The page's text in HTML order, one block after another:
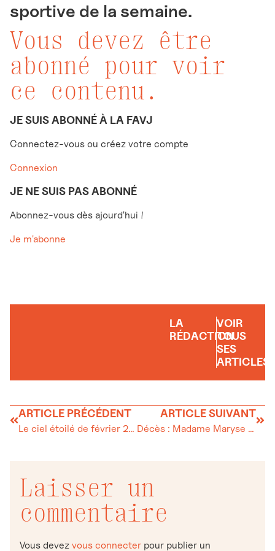
sportive de la semaine.
Vous devez être
abonné pour voir
ce contenu.
JE SUIS ABONNÉ À LA FAVJ
Connectez-vous ou créez votre compte
Connexion
JE NE SUIS PAS ABONNÉ
Abonnez-vous dès ajourd'hui !
Je m'abonne
LA
RÉDACTION
VOIR
TOUS
SES
ARTICLES
ARTICLE PRÉCÉDENT
Le ciel étoilé de février 2026
ARTICLE SUIVANT
Décès : Madame Maryse Rochat-Berney
Laisser un
commentaire
Vous devez vous connecter pour publier un